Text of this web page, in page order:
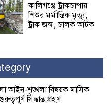
কালিগঞ্জে ট্রাকচাপায়
শিশুর মর্মান্তিক মৃত্যু,
ট্রাক জব্দ, চালক আটক
আলোচনা সভা পুরষ্কার
শেষ, কাদেরসহ সাতজনের
আইন-শৃঙ্খলা বিষয়ক মাসিক
সিদ্ধান্ত গ্রহণ